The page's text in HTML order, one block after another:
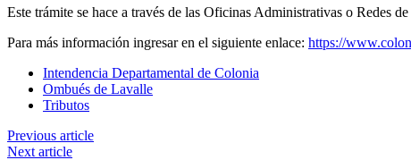
Este trámite se hace a través de las Oficinas Administrativas o Redes
Para más información ingresar en el siguiente enlace: https://
Intendencia Departamental de Colonia
Ombués de Lavalle
Tributos
Previous article
Next article